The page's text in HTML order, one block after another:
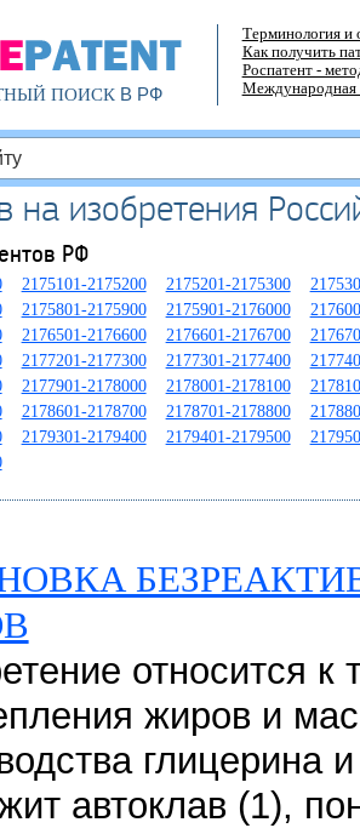
ПОИСКВ РФ
Терминология и
Как получить
Роспатент -
Международная
на изобретения
РФ
2175101-2175200 2175201-2175300
2175801-2175900 2175901-2176000
2176501-2176600 2176601-2176700
2177201-2177300 2177301-2177400
2177901-2178000 2178001-2178100
2178601-2178700 2178701-2178800
2179301-2179400 2179401-2179500
относится к
жиров и
глицерина
автоклав (1),